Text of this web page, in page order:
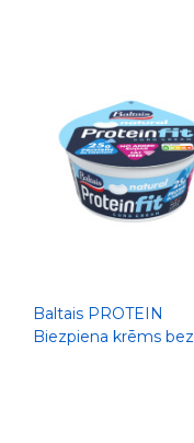
Baltais PROTEIN
Biezpiena krēms bez